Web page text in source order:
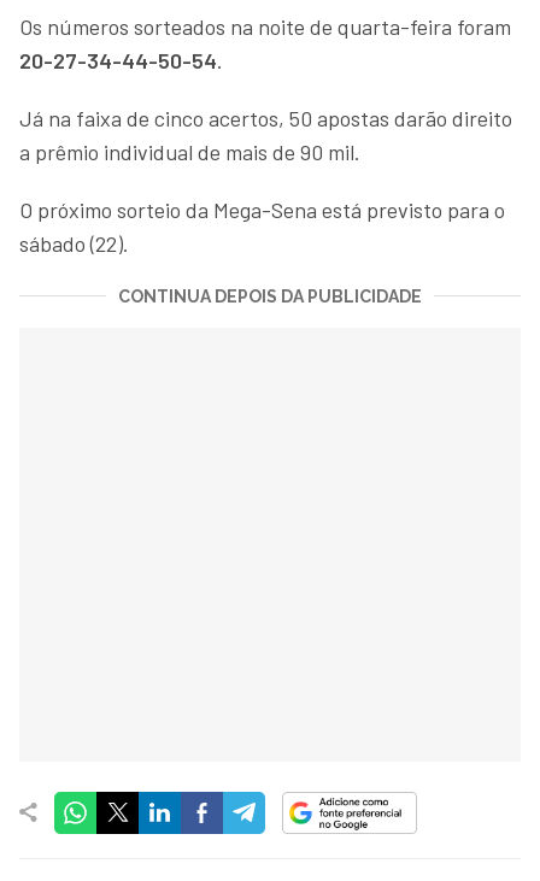
Os números sorteados na noite de quarta-feira foram
20-27-34-44-50-54.
Já na faixa de cinco acertos, 50 apostas darão direito
a prêmio individual de mais de 90 mil.
O próximo sorteio da Mega-Sena está previsto para o
sábado (22).
CONTINUA DEPOIS DA PUBLICIDADE